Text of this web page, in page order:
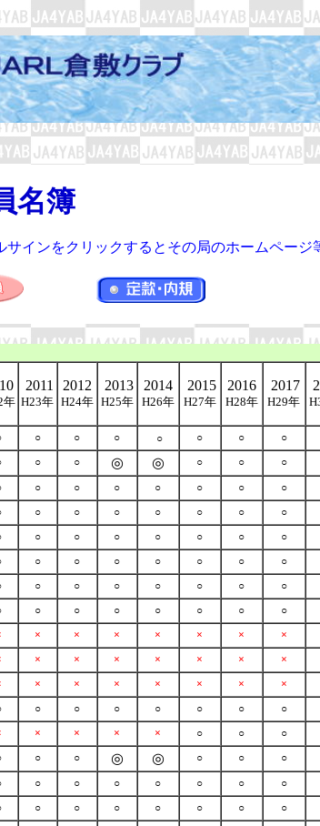
名簿 ○ ＝ 会員 , ◎
サインをクリックするとその局のホームページ
年
2011
H23年
2012
H24年
2013
H25年
2014
H26年
2015
H27年
2016
H28年
2017
H29年
○ ○ ○ ○ ○ ○ ○
○ ○ ◎ ◎ ○ ○ ○
○ ○ ○ ○ ○ ○ ○
○ ○ ○ ○ ○ ○ ○
○ ○ ○ ○ ○ ○ ○
○ ○ ○ ○ ○ ○ ○
○ ○ ○ ○ ○ ○ ○
○ ○ ○ ○ ○ ○ ○
× × × × × × ×
× × × × × × ×
× × × × × × ×
○ ○ ○ ○ ○ ○ ○
× × × × ○ ○ ○
○ ○ ◎ ◎ ○ ○ ○
○ ○ ○ ○ ○ ○ ○
○ ○ ○ ○ ○ ○ ○